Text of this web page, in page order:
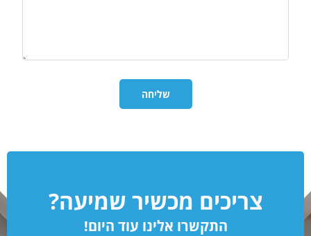
צריכים מכשיר שמיעה?
התקשרו אלינו עוד היום!